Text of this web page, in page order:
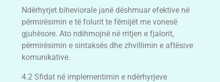
Ndërhyrjet biheviorale janë dëshmuar efektive në
përmirësimin e të folurit te fëmijët me vonesë
gjuhësore. Ato ndihmojnë në rritjen e fjalorit,
përmirësimin e sintaksës dhe zhvillimin e aftësive
komunikative.
4.2 Sfidat në implementimin e ndërhyrjeve